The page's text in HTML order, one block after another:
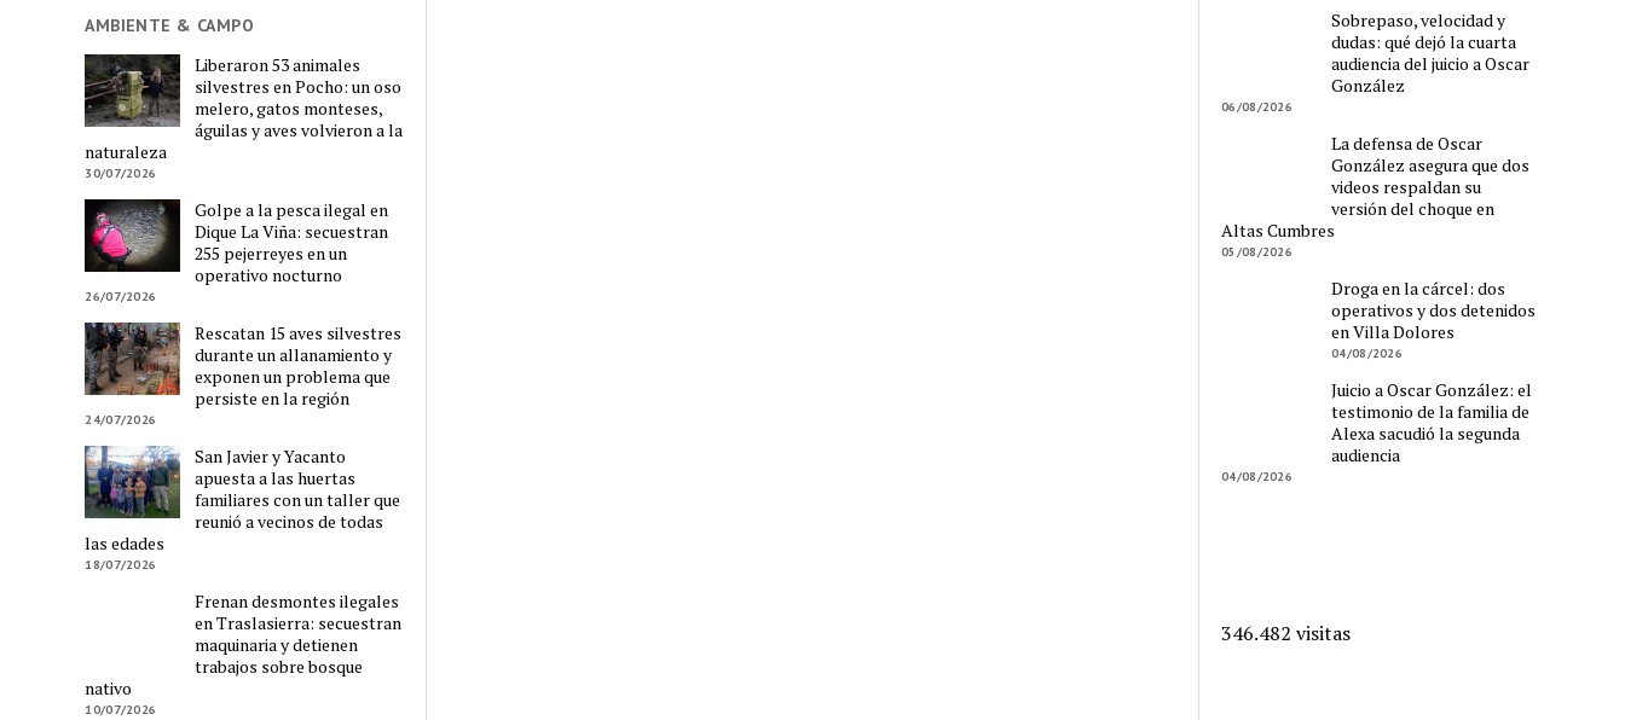
AMBIENTE & CAMPO
Liberaron 53 animales
silvestres en Pocho: un oso
melero, gatos monteses,
águilas y aves volvieron a la
naturaleza
30/07/2026
Golpe a la pesca ilegal en
Dique La Viña: secuestran
255 pejerreyes en un
operativo nocturno
26/07/2026
Rescatan 15 aves silvestres
durante un allanamiento y
exponen un problema que
persiste en la región
24/07/2026
San Javier y Yacanto
apuesta a las huertas
familiares con un taller que
reunió a vecinos de todas
las edades
18/07/2026
Frenan desmontes ilegales
en Traslasierra: secuestran
maquinaria y detienen
trabajos sobre bosque
nativo
10/07/2026
Sobrepaso, velocidad y
dudas: qué dejó la cuarta
audiencia del juicio a Oscar
González
06/08/2026
La defensa de Oscar
González asegura que dos
videos respaldan su
versión del choque en
Altas Cumbres
05/08/2026
Droga en la cárcel: dos
operativos y dos detenidos
en Villa Dolores
04/08/2026
Juicio a Oscar González: el
testimonio de la familia de
Alexa sacudió la segunda
audiencia
04/08/2026
346.482 visitas